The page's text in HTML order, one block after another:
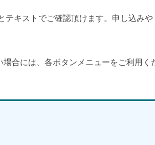
テキストでご確認頂けます。申し込みや
合には、各ボタンメニューをご利用く